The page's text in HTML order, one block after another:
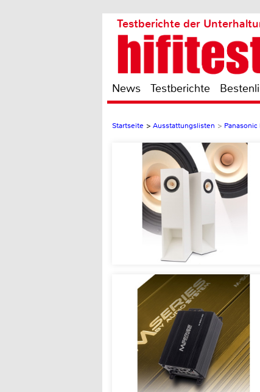
Testberichte der
News Testberichte
Startseite > Ausstattungslisten >